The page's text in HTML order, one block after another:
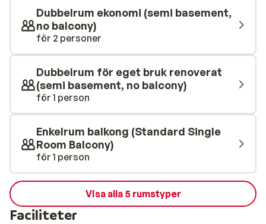
grus och klappersten vilket bidrar till det kristallklara
vattnet som inbjuder till bad. Här finns det något för
alla, till exempel hopptorn och akvariemuseet. Blir du
trött av alla aktiviteter kan du luta dig tillbaka på en
hungrig finns det ett stort utbud av tavernor och
caféer längs stranden.
Dubbelrum ekonomi (semi basement,
no balcony)
för 2 personer
Dubbelrum för eget bruk renoverat
(semi basement, no balcony)
för 1 person
Enkelrum balkong (Standard Single
Room Balcony)
för 1 person
Visa alla 5 rumstyper
Faciliteter